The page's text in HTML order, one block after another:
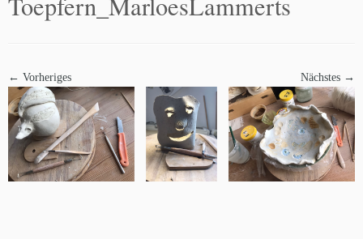
← Vorheriges Nächstes →